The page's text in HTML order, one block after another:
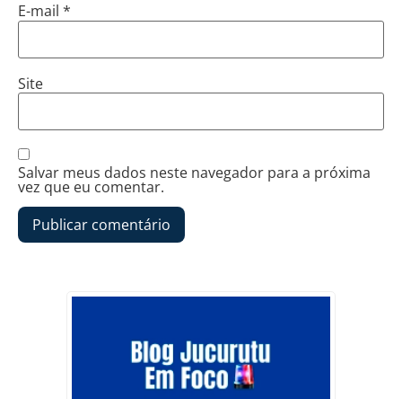
E-mail *
Site
Salvar meus dados neste navegador para a próxima
vez que eu comentar.